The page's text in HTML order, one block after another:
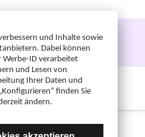
to continue.